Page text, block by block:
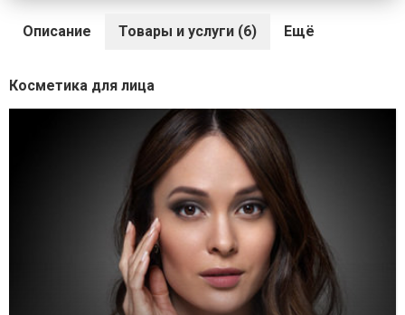
Описание Товары и услуги (6) Ещё
Косметика для лица